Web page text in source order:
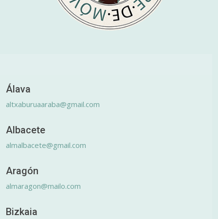
Álava
altxaburuaaraba@gmail.com
Albacete
almalbacete@gmail.com
Aragón
almaragon@mailo.com
Bizkaia